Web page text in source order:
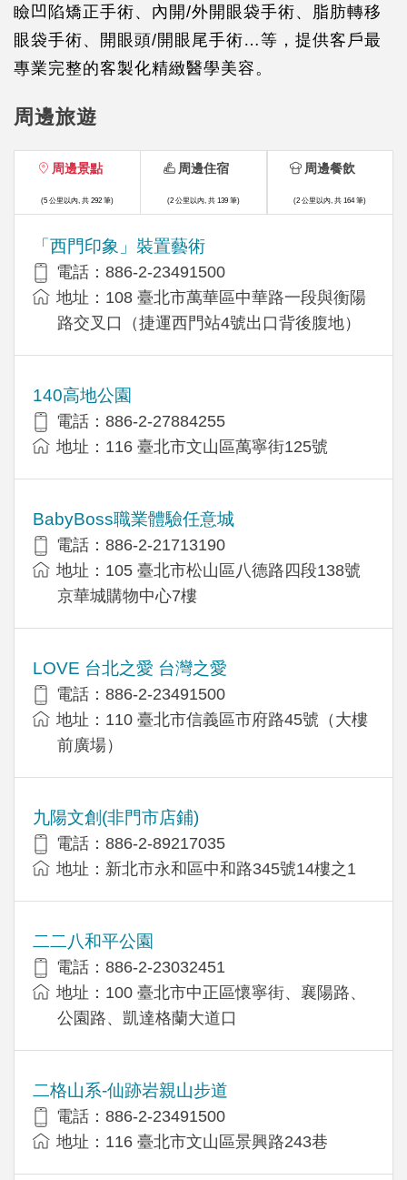
瞼凹陷矯正手術、內開/外開眼袋手術、脂肪轉移
眼袋手術、開眼頭/開眼尾手術…等，提供客戶最
專業完整的客製化精緻醫學美容。
周邊旅遊
周邊景點
(5 公里以內, 共 292 筆)
「西門印象」裝置藝術
電話：886-2-23491500
地址：108 臺北市萬華區中華路一段與衡陽
路交叉口（捷運西門站4號出口背後腹地）
140高地公園
電話：886-2-27884255
地址：116 臺北市文山區萬寧街125號
BabyBoss職業體驗任意城
電話：886-2-21713190
地址：105 臺北市松山區八德路四段138號
京華城購物中心7樓
LOVE 台北之愛 台灣之愛
電話：886-2-23491500
地址：110 臺北市信義區市府路45號（大樓
前廣場）
九陽文創(非門市店鋪)
電話：886-2-89217035
地址：新北市永和區中和路345號14樓之1
二二八和平公園
電話：886-2-23032451
地址：100 臺北市中正區懷寧街、襄陽路、
公園路、凱達格蘭大道口
二格山系-仙跡岩親山步道
電話：886-2-23491500
地址：116 臺北市文山區景興路243巷
周邊住宿
(2 公里以內, 共 139 筆)
周邊餐飲
(2 公里以內, 共 164 筆)